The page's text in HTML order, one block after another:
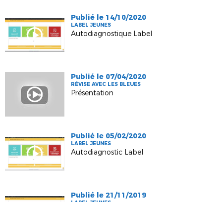
Publié le 14/10/2020
LABEL JEUNES
Autodiagnostique Label
Publié le 07/04/2020
RÉVISE AVEC LES BLEUES
Présentation
Publié le 05/02/2020
LABEL JEUNES
Autodiagnostic Label
Publié le 21/11/2019